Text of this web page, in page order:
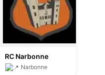
RC Narbonne
Narbonne